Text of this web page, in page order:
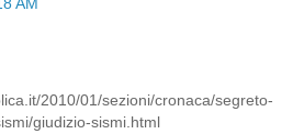
2010/01/sezioni/cronaca/segreto-
giudizio-sismi.html